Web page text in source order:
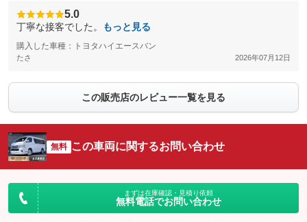
5.0
丁寧な接客でした。 もっと見る
購入した車種：トヨタハイエースバン
たさ 2026年07月12日
この販売店のレビュー一覧を見る
無料 この車両に関するお問い合わせ
まずは在庫確認・見積り依頼
無料電話でお問い合わせ